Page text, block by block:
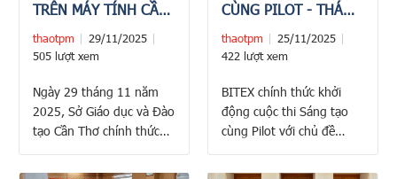
TRÊN MÁY TÍNH CẦM
TAY TP. CẦN THƠ
NĂM HỌC 2025 -
SINH DỰ THI
thaotpm
29/11/2025
505 lượt xem
Ngày 29 tháng 11 năm
2025, Sở Giáo dục và Đào
tạo Cần Thơ chính thức
trên Máy tính cầm tay
CÙNG PILOT - THÁNG
11/2025
thaotpm
25/11/2025
422 lượt xem
BITEX chính thức khởi
động cuộc thi Sáng tạo
cùng Pilot với chủ đề
sinh sắc màu cùng Pilot.